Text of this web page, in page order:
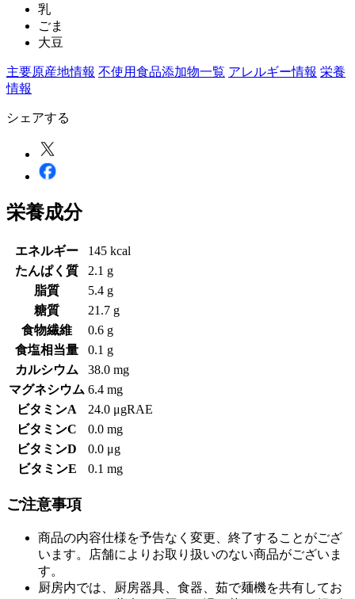
乳
ごま
大豆
主要原産地情報 不使用食品添加物一覧 アレルギー情報 栄養
情報
シェアする
栄養成分
エネルギー
145 kcal
たんぱく質
2.1 g
脂質
5.4 g
糖質
21.7 g
食物繊維
0.6 g
食塩相当量
0.1 g
カルシウム
38.0 mg
マグネシウム 6.4 mg
ビタミンA
24.0 μgRAE
ビタミンC
0.0 mg
ビタミンD
0.0 μg
ビタミンE
0.1 mg
ご注意事項
商品の内容仕様を予告なく変更、終了することがござ
います。店舗によりお取り扱いのない商品がございま
す。
厨房内では、厨房器具、食器、茹で麺機を共有してお